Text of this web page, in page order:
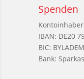
Spenden
IBAN: DE20
BIC:
Bank: